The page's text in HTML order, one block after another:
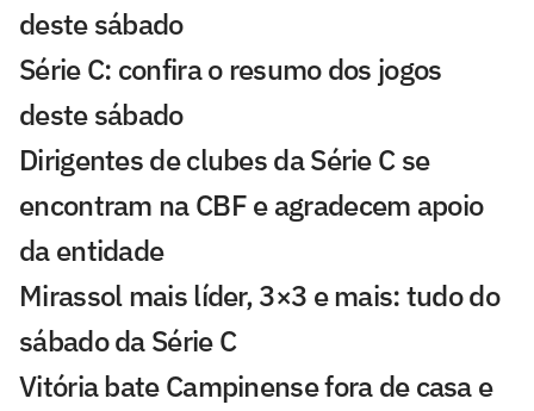
deste sábado
Série C: confira o resumo dos jogos
deste sábado
Dirigentes de clubes da Série C se
encontram na CBF e agradecem apoio
da entidade
Mirassol mais líder, 3×3 e mais: tudo do
sábado da Série C
Vitória bate Campinense fora de casa e